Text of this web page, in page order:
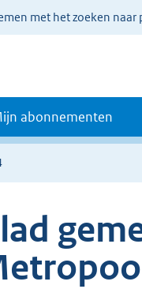
met het zoeken naar
abonnementen